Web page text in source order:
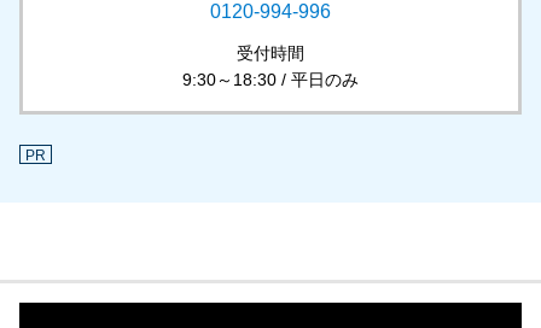
0120-994-996
受付時間
9:30～18:30 / 平日のみ
PR